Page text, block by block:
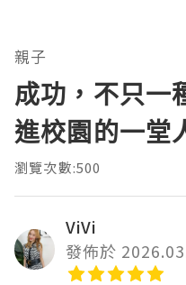
親子
成功，不只一
進校園的一堂
瀏覽次數:500
ViVi
發佈於